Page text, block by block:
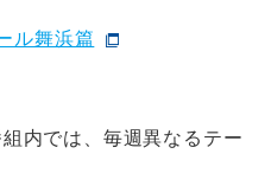
ル舞浜篇
内では、毎週異なるテー